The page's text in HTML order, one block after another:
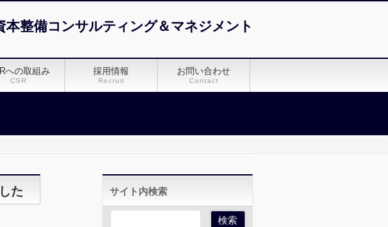
本整備コンサルティング＆マネジメント
への取組み
CSR
採用情報
Recruit
お問い合わせ
Contact
た サイト内検索